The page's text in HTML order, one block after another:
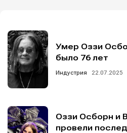
Умер Оззи
было 76 лет
Индустрия 22.07.2025
Оззи Осборн и
провели